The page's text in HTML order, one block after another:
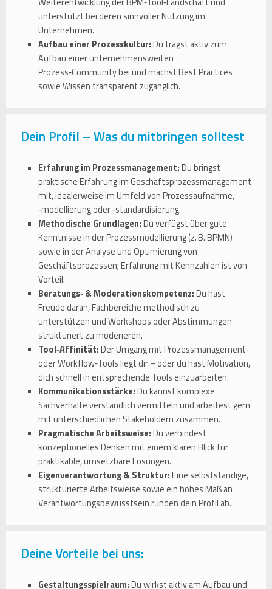
unterstützt bei deren sinnvoller Nutzung im
Unternehmen.
Aufbau einer Prozesskultur:Du trägst aktiv zum
Aufbau einer unternehmensweiten
Prozess‑Community bei und machst Best Practices
sowie Wissen transparent zugänglich.
Dein Profil – Was du mitbringen solltest
Erfahrung im Prozessmanagement:Du bringst
praktische Erfahrung im Geschäftsprozessmanagement
mit, idealerweise im Umfeld von Prozessaufnahme,
‑modellierung oder ‑standardisierung.
Methodische Grundlagen:Du verfügst über gute
Kenntnisse in der Prozessmodellierung (z. B. BPMN)
sowie in der Analyse und Optimierung von
Geschäftsprozessen; Erfahrung mit Kennzahlen ist von
Vorteil.
Beratungs‑ & Moderationskompetenz:Du hast
Freude daran, Fachbereiche methodisch zu
unterstützen und Workshops oder Abstimmungen
strukturiert zu moderieren.
Tool‑Affinität:Der Umgang mit Prozessmanagement‑
oder Workflow‑Tools liegt dir – oder du hast Motivation,
dich schnell in entsprechende Tools einzuarbeiten.
Kommunikationsstärke:Du kannst komplexe
Sachverhalte verständlich vermitteln und arbeitest gern
mit unterschiedlichen Stakeholdern zusammen.
Pragmatische Arbeitsweise:Du verbindest
konzeptionelles Denken mit einem klaren Blick für
praktikable, umsetzbare Lösungen.
Eigenverantwortung & Struktur:Eine selbstständige,
strukturierte Arbeitsweise sowie ein hohes Maß an
Verantwortungsbewusstsein runden dein Profil ab.
Deine Vorteile bei uns:
Gestaltungsspielraum:Du wirkst aktiv am Aufbau und